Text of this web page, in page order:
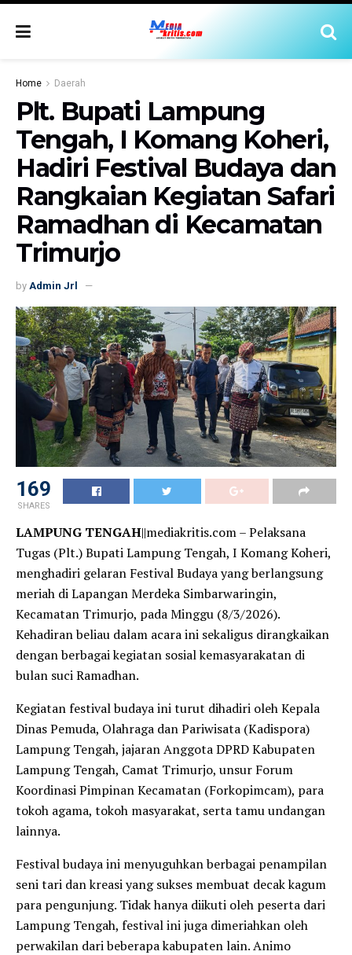
Home Daerah
Plt. Bupati Lampung
Tengah, I Komang Koheri,
Hadiri Festival Budaya dan
Rangkaian Kegiatan Safari
Ramadhan di Kecamatan
Trimurjo
by Admin Jrl
153
SHARES
LAMPUNG TENGAH||mediakritis.com – Pelaksana
Tugas (Plt.) Bupati Lampung Tengah, I Komang Koheri,
menghadiri gelaran Festival Budaya yang berlangsung
meriah di Lapangan Merdeka Simbarwaringin,
Kecamatan Trimurjo, pada Minggu (8/3/2026).
Kehadiran beliau dalam acara ini sekaligus dirangkaikan
dengan berbagai kegiatan sosial kemasyarakatan di
bulan suci Ramadhan.
Kegiatan festival budaya ini turut dihadiri oleh Kepala
Dinas Pemuda, Olahraga dan Pariwisata (Kadispora)
Lampung Tengah, jajaran Anggota DPRD Kabupaten
Lampung Tengah, Camat Trimurjo, unsur Forum
Koordinasi Pimpinan Kecamatan (Forkopimcam), para
tokoh agama, tokoh masyarakat, serta tamu undangan
lainnya.
Festival budaya ini menyuguhkan berbagai penampilan
seni tari dan kreasi yang sukses membuat decak kagum
para pengunjung. Tidak hanya diikuti oleh peserta dari
Lampung Tengah, festival ini juga dimeriahkan oleh
perwakilan dari beberapa kabupaten lain. Animo